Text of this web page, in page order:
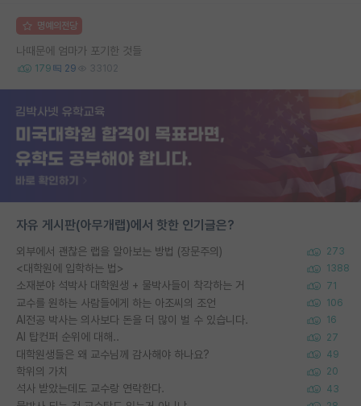
명예의전당
나때문에 엄마가 포기한 것들
179 29 33102
자유 게시판(아무개랩)에서 핫한 인기글은?
외부에서 괜찮은 랩을 알아보는 방법 (장문주의) 273
<대학원에 입학하는 법> 1388
소재분야 석박사 대학원생 + 물박사들이 착각하는 거 71
교수를 원하는 사람들에게 하는 아조씨의 조언 106
AI전공 박사는 의사보다 돈을 더 많이 벌 수 있습니다. 16
AI 탑컨퍼 순위에 대해.. 27
대학원생들은 왜 교수님께 감사해야 하나요? 49
학위의 가치 20
석사 받았는데도 교수랑 연락한다. 43